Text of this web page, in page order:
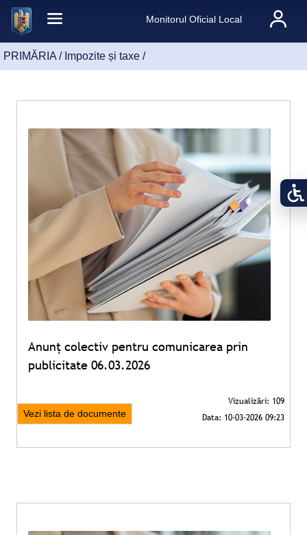
Monitorul Oficial Local
PRIMĂRIA / Impozite și taxe/
Anunț colectiv pentru comunicarea prin
publicitate 06.03.2026
Vezi lista de documente